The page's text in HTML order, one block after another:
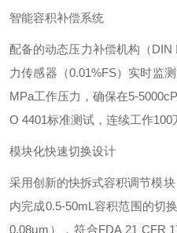
智能容积补偿系统‌
配备的动态压力补偿机构（
力传感器（0.01%FS）实时监
MPa工作压力，确保在5-
O 4401标准测试，连续工作100
模块化快速切换设计‌
采用创新的快拆式容积调节模
内完成0.5-50mL容积范围的切
0.08μm），符合FDA 21 CFR